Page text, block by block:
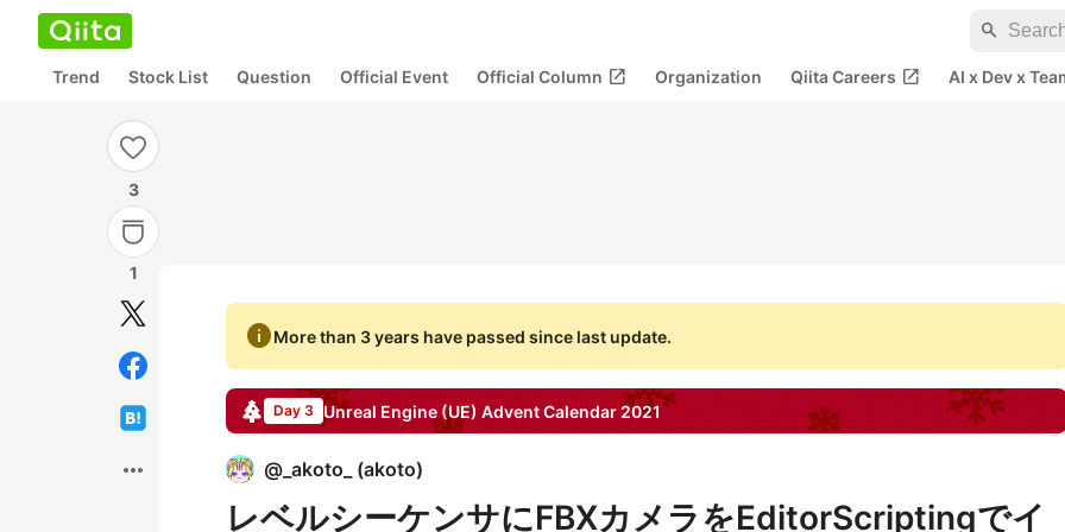
search
Trend Stock List Question Official Event Official Column open_in_new Organization Qiita Careers open_in_new AI x Dev x
3
1
more_horiz
infoMore than 3 years have passed since last update.
Day 3 Unreal Engine (UE) Advent Calendar2021
@ _akoto_ (akoto)
レベルシーケンサにFBXカメラをEditorScriptingでイ